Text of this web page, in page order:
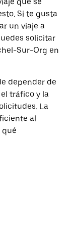
Si te gusta
un viaje a
solicitar
Sur-Org en
depender de
tráfico y la
La
al
qué